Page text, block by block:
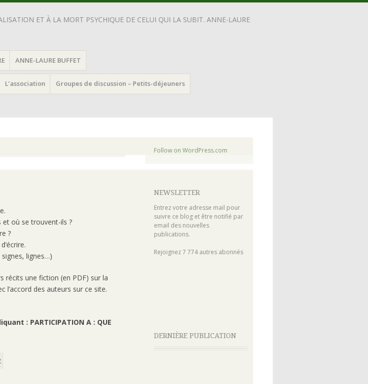
ET À LA MORT PSYCHIQUE DE CELUI QUI LA SUBIT. ANNE-LAURE
ANNE-LAURE BUFFET
L’association Groupes de discussion – Petits-déjeuners
et où se trouvent-ils ?
?
lignes…)
récits une fiction (en PDF) sur la
l’accord des auteurs sur ce site.
: PARTICIPATION A : QUE
Follow on WordPress.com
NEWSLETTER
Entrez votre adresse mail pour
suivre ce blog et être notifié par
email des nouvelles
publications.
Rejoignez 7 774 autres abonnés
DERNIÈRE PUBLICATION